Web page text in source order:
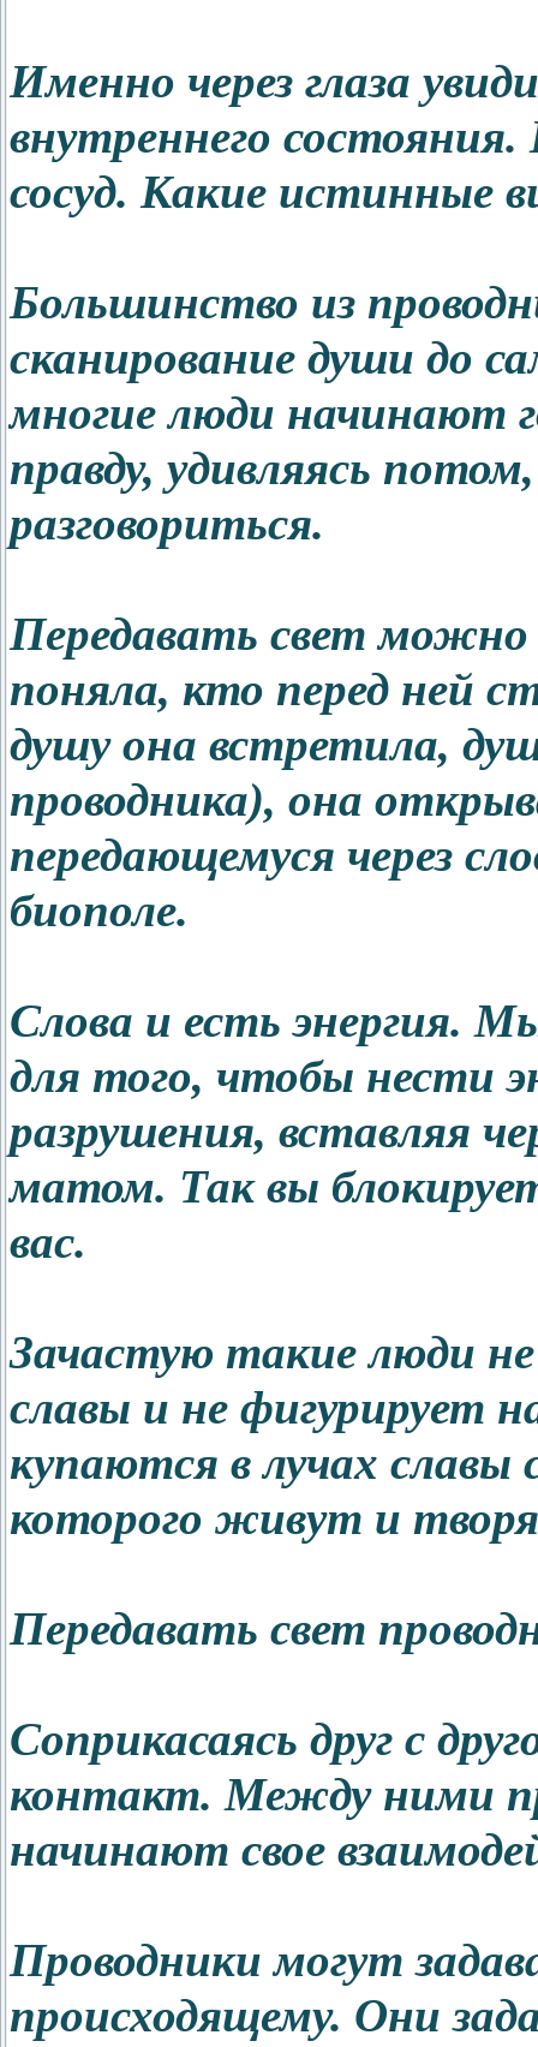
Именно через глаза
внутреннего
сосуд. Какие истинные
Большинство из
сканирование души до
многие люди начинают
правду, удивляясь
разговориться.
Передавать свет можно
поняла, кто перед ней
душу она встретила,
проводника), она
передающемуся через
биополе.
Слова и есть энергия.
для того, чтобы нести
разрушения, вставляя
матом. Так вы
вас.
Зачастую такие люди
славы и не фигурирует
купаются в лучах славы
которого живут и
Передавать свет
Соприкасаясь друг с
контакт. Между ними
начинают свое
Проводники могут
происходящему. Они